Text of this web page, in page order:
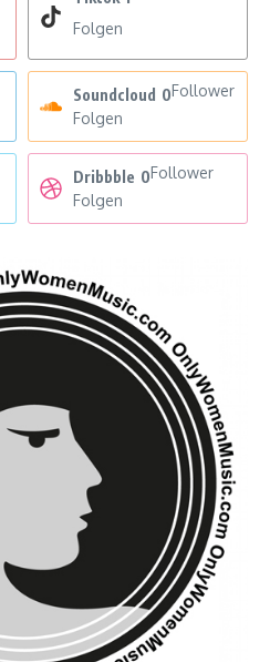
Folgen
Soundcloud 0Follower
Folgen
Dribbble 0Follower
Folgen